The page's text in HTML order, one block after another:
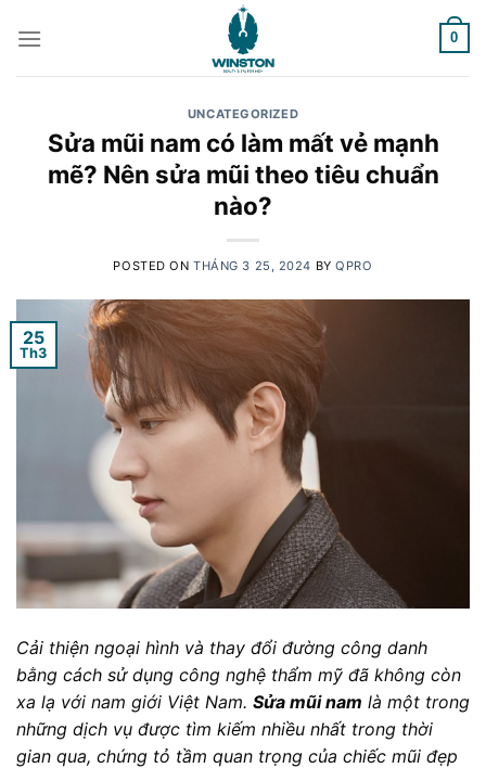
0
UNCATEGORIZED
Sửa mũi nam có làm mất vẻ mạnh
mẽ? Nên sửa mũi theo tiêu chuẩn
nào?
POSTED ONTHÁNG 3 25, 2024 BYQPRO
25
Th3
Cải thiện ngoại hình và thay đổi đường công danh
bằng cách sử dụng công nghệ thẩm mỹ đã không còn
xa lạ với nam giới Việt Nam. Sửa mũi nam là một trong
những dịch vụ được tìm kiếm nhiều nhất trong thời
gian qua, chứng tỏ tầm quan trọng của chiếc mũi đẹp